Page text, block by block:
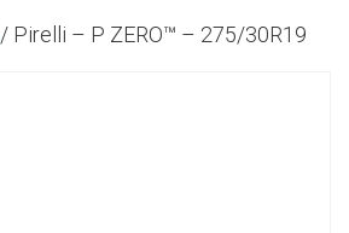
/ Pirelli – P ZERO™ – 275/30R19